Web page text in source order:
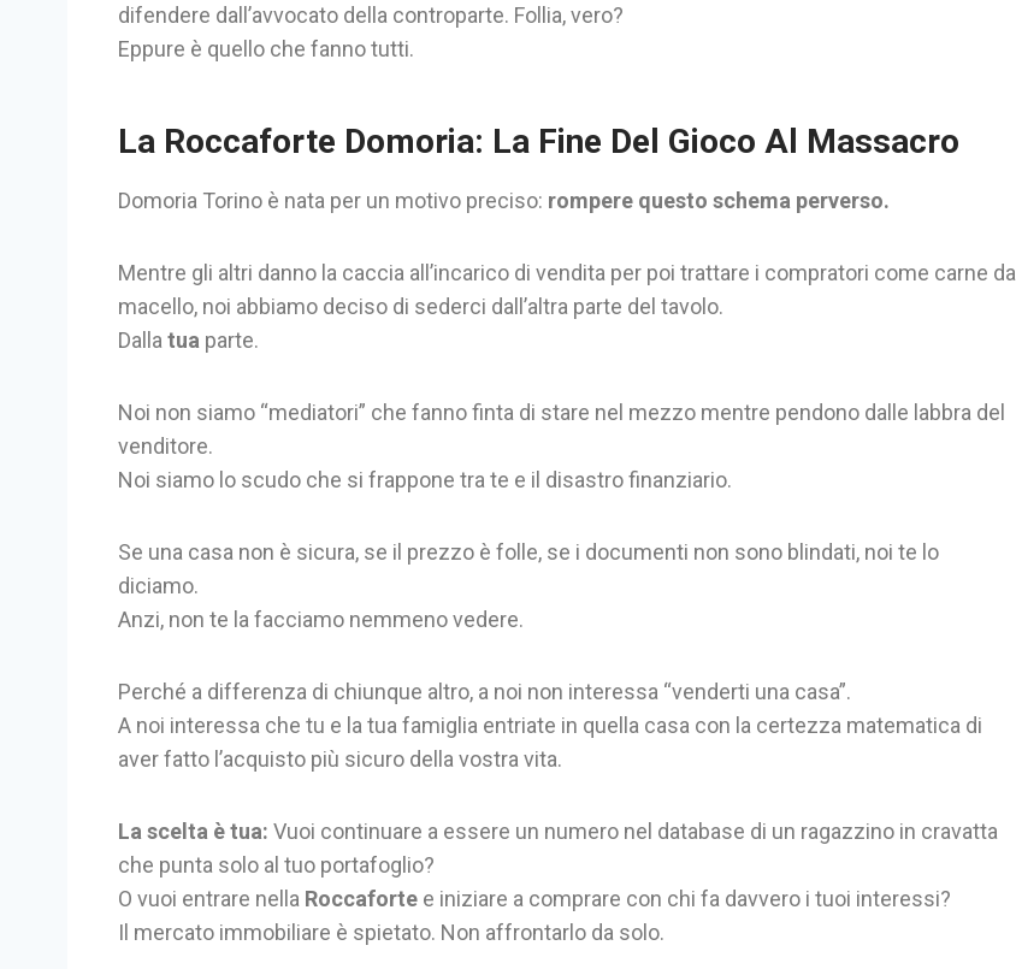
difendere dall’avvocato della controparte. Follia, vero?
Eppure è quello che fanno tutti.
La Roccaforte Domoria: La Fine Del Gioco Al Massacro
Domoria Torino è nata per un motivo preciso: rompere questo schema perverso.
Mentre gli altri danno la caccia all’incarico di vendita per poi trattare i compratori come carne da
macello, noi abbiamo deciso di sederci dall’altra parte del tavolo.
Dalla tua parte.
Noi non siamo “mediatori” che fanno finta di stare nel mezzo mentre pendono dalle labbra del
venditore.
Noi siamo lo scudo che si frappone tra te e il disastro finanziario.
Se una casa non è sicura, se il prezzo è folle, se i documenti non sono blindati, noi te lo
diciamo.
Anzi, non te la facciamo nemmeno vedere.
Perché a differenza di chiunque altro, a noi non interessa “venderti una casa”.
A noi interessa che tu e la tua famiglia entriate in quella casa con la certezza matematica di
aver fatto l’acquisto più sicuro della vostra vita.
La scelta è tua: Vuoi continuare a essere un numero nel database di un ragazzino in cravatta
che punta solo al tuo portafoglio?
O vuoi entrare nella Roccaforte e iniziare a comprare con chi fa davvero i tuoi interessi?
Il mercato immobiliare è spietato. Non affrontarlo da solo.